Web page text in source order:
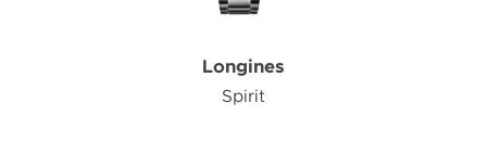
Longines
Spirit